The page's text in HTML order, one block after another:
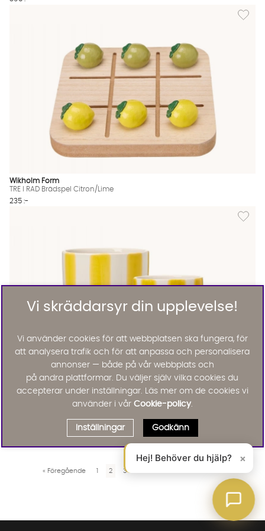
Lägg
Wikholm Form
TRE I RAD Brädspel Citron/Lime
235 :-
Lägg
Wikholm Form
ROSA Kruka 3/S Vit/Gul
Visar40av artiklar
« Föregående 1 2 3
Vi skräddarsyr din upplevelse!
Vi använder cookies för att webbplatsen ska fungera, för
att analysera trafik och för att anpassa och personalisera
annonser — både på vår webbplats och
på andra plattformar. Du väljer själv vilka cookies du
accepterar under inställningar. Läs mer om de cookies vi
använder i vår Cookie-policy.
Inställningar Godkänn
Hej! Behöver du hjälp? ×